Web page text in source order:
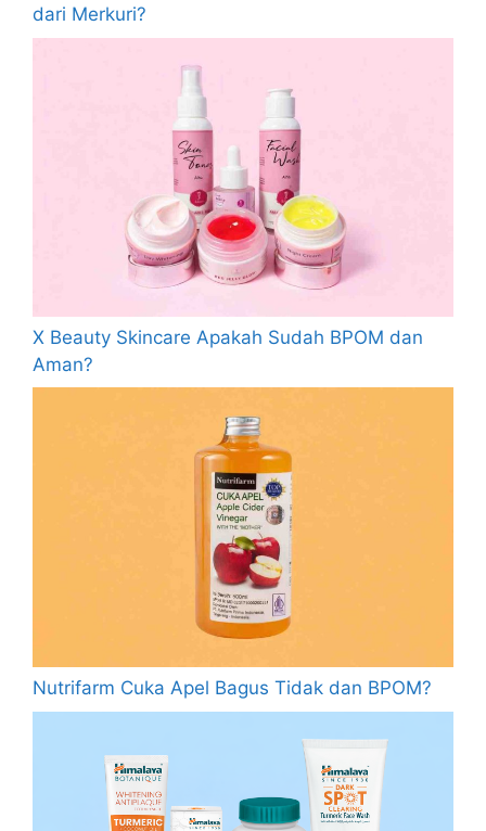
dari Merkuri?
X Beauty Skincare Apakah Sudah BPOM dan
Aman?
Nutrifarm Cuka Apel Bagus Tidak dan BPOM?